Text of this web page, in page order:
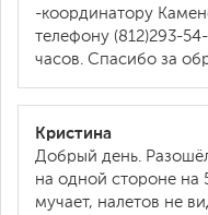
-координатору
телефону (812)293-
часов. Спасибо за
Кристина
Добрый день.
на одной стороне на
мучает, налетов не